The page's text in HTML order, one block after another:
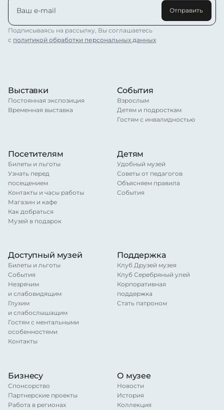
Отправить
Подписываясь на рассылку, Вы соглашаетесь
с политикой обработки персональных данных
Выставки
Постоянная экспозиция
Временная выставка
События
Взрослым
Детям и подросткам
Гостям с инвалидностью
Посетителям
Билеты и льготы
Узнать перед
посещением
Контакты и часы работы
Магазин и кафе
Как добраться
Музей в подарок
Детям
Удобный музей
Советы от педагогов
Объясняем правила
События
Доступный музей
Билеты и льготы
События
Незрячим
и слабовидящим
Глухим
и слабослышащим
Гостям с ментальными
особенностями
Контакты
Поддержка
Клуб Друзей музея
Клуб Серебряный улей
Корпоративная
поддержка
Стать патроном
Бизнесу
Спонсорство
Партнерские проекты
Работа в регионах
О музее
Новости
История
Коллекция